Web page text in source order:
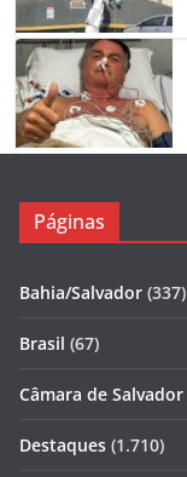
Páginas
Bahia/Salvador (337)
Brasil (67)
Câmara de Salvador
Destaques (1.710)